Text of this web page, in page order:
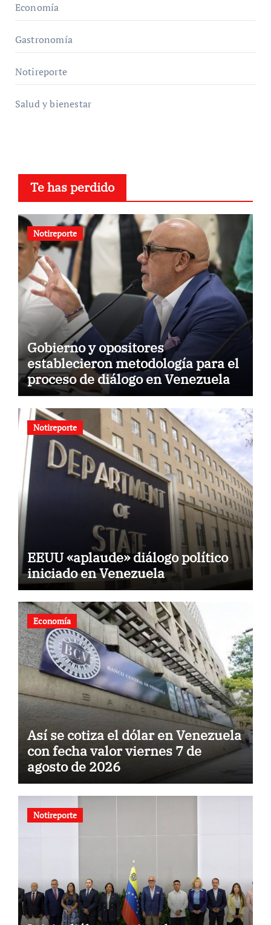
Economía
Gastronomía
Notireporte
Salud y bienestar
Te has perdido
Notireporte
Gobierno y opositores
establecieron metodología para el
proceso de diálogo en Venezuela
Notireporte
EEUU «aplaude» diálogo político
iniciado en Venezuela
Economía
Así se cotiza el dólar en Venezuela
con fecha valor viernes 7 de
agosto de 2026
Notireporte